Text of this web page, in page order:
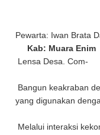
Pewarta: Iwan Brata
Kab: Muara Enim
Lensa Desa. Com-
Bangun keakraban
yang digunakan
Melalui interaksi